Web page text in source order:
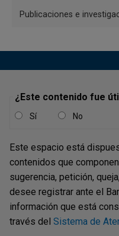
Publicaciones e
¿Este contenido fue
Sí No
Este espacio está
contenidos que
sugerencia, petición,
desee registrar ante el
información que está
través del Sistema de